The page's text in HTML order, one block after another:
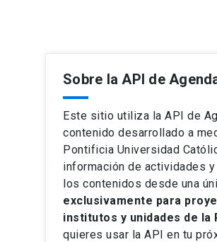
Sobre la API de
Este sitio utiliza la API de
contenido desarrollado a
Pontificia Universidad
información de actividades
los contenidos desde una
exclusivamente para
institutos y unidades de la
quieres usar la API en tu